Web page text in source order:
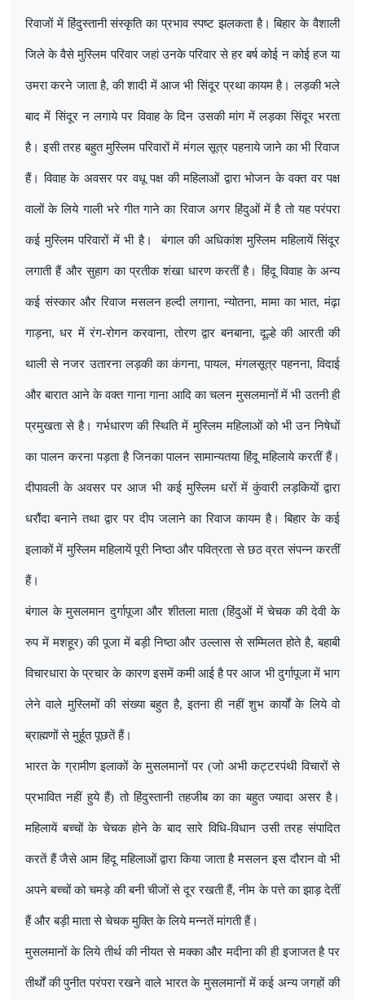
रिवाजों में हिंदुस्तानी संस्कृति का प्रभाव स्पष्ट झलकता है। बिहार के वैशाली
जिले के वैसे मुस्लिम परिवार जहां उनके परिवार से हर बर्ष कोई न कोई हज या
उमरा करने जाता है,की शादी में आज भी सिंदूर प्रथा कायम है। लड़की भले
बाद में सिंदूर न लगाये पर विवाह के दिन उसकी मांग में लड़का सिंदूर भरता
है। इसी तरह बहुत मुस्लिम परिवारों में मंगल सूत्र पहनाये जाने का भी रिवाज
हैं। विवाह के अवसर पर वधू पक्ष की महिलाओं द्वारा भोजन के वक्त वर पक्ष
वालों के लिये गाली भरे गीत गाने का रिवाज अगर हिंदुओं में है तो यह परंपरा
कई मुस्लिम परिवारों में भी है। बंगाल की अधिकांश मुस्लिम महिलायें सिंदूर
लगाती हैं और सुहाग का प्रतीक शंखा धारण करतीं है। हिंदू विवाह के अन्य
कई संस्कार और रिवाज मसलन हल्दी लगाना,न्योतना,मामा का भात,मंढ़ा
गाड़ना,धर में रंग-रोगन करवाना,तोरण द्वार बनबाना,दूल्हे की आरती की
थाली से नजर उतारना लड़की का कंगना,पायल,मंगलसूत्र पहनना,विदाई
और बारात आने के वक्त गाना गाना आदि का चलन मुसलमानों में भी उतनी ही
प्रमुखता से है। गर्भधारण की स्थिति में मुस्लिम महिलाओं को भी उन निषेधों
का पालन करना पड़ता है जिनका पालन सामान्यतया हिंदू महिलाये करतीं हैं।
दीपावली के अवसर पर आज भी कई मुस्लिम धरों में कुंवारी लड़कियों द्वारा
धरौंदा बनाने तथा द्वार पर दीप जलाने का रिवाज कायम है। बिहार के कई
इलाकों में मुस्लिम महिलायें पूरी निष्ठा और पवित्रता से छठ व्रत संपन्न करतीं
हैं।
बंगाल के मुसलमान दुर्गापूजा और शीतला माता (हिंदुओं में चेचक की देवी के
रुप में मशहूर) की पूजा में बड़ी निष्ठा और उल्लास से सम्मिलत होते है,बहाबी
विचारधारा के प्रचार के कारण इसमें कमी आई है पर आज भी दुर्गापूजा में भाग
लेने वाले मुस्लिमों की संख्या बहुत है, इतना ही नहीं शुभ कार्यों के लिये वो
ब्राह्मणों से मुर्हूत पूछतें हैं।
भारत के ग्रामीण इलाकों के मुसलमानों पर (जो अभी कट्टरपंथी विचारों से
प्रभावित नहीं हुये हैं) तो हिंदुस्तानी तहजीब का का बहुत ज्यादा असर है।
महिलायें बच्चों के चेचक होने के बाद सारे विधि-विधान उसी तरह संपादित
करतें हैं जैसे आम हिंदू महिलाओं द्वारा किया जाता है मसलन इस दौरान वो भी
अपने बच्चों को चमड़े की बनी चीजों से दूर रखती हैं,नीम के पत्ते का झाड़ देतीं
हैं और बड़ी माता से चेचक मुक्ति के लिये मन्नतें मांगती हैं।
मुसलमानों के लिये तीर्थ की नीयत से मक्का और मदीना की ही इजाजत है पर
तीर्थों की पुनीत परंपरा रखने वाले भारत के मुसलमानों में कई अन्य जगहों की